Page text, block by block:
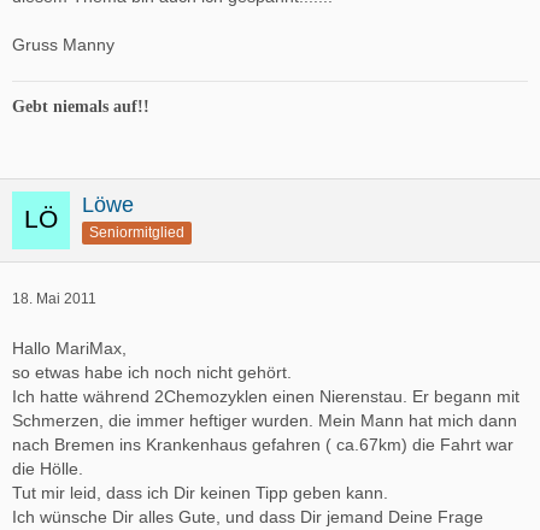
Gruss Manny
Gebt niemals auf!!
Löwe
Seniormitglied
18. Mai 2011
Hallo MariMax,
so etwas habe ich noch nicht gehört.
Ich hatte während 2Chemozyklen einen Nierenstau. Er begann mit
Schmerzen, die immer heftiger wurden. Mein Mann hat mich dann
nach Bremen ins Krankenhaus gefahren ( ca.67km) die Fahrt war
die Hölle.
Tut mir leid, dass ich Dir keinen Tipp geben kann.
Ich wünsche Dir alles Gute, und dass Dir jemand Deine Frage